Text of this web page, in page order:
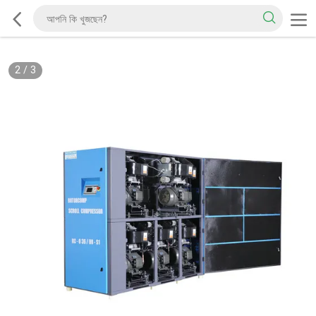
2/ 3